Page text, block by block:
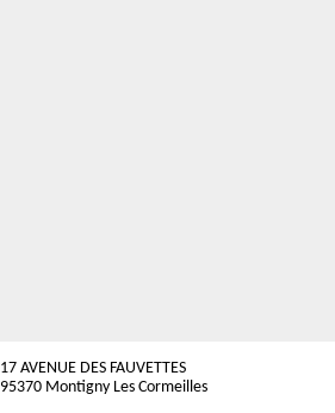
17 AVENUE DES FAUVETTES
95370 Montigny Les Cormeilles